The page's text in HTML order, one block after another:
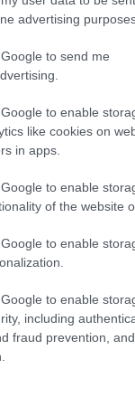
advertising
to send me
to enable
like cookies on
in apps.
to enable
of the website
to enable
to enable
including
fraud prevention,
Kitten Heel
di comfort e stile